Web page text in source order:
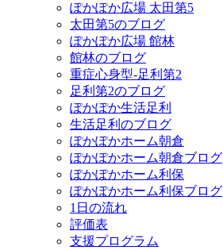
ぽかぽか広場 太田第5
太田第5のブログ
ぽかぽか広場 館林
館林のブログ
重症心身型-足利第2
足利第2のブログ
ぽかぽか生活足利
生活足利のブログ
ぽかぽかホーム朝倉
ぽかぽかホーム朝倉ブログ
ぽかぽかホーム利保
ぽかぽかホーム利保ブログ
1日の流れ
評価表
支援プログラム